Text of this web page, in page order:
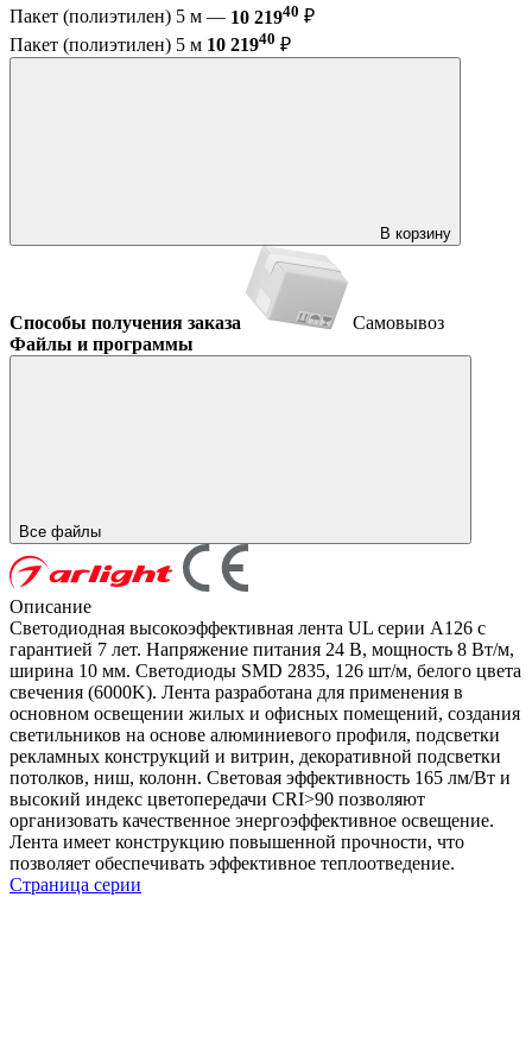
Пакет (полиэтилен) 5 м — 10 21940 ₽
Пакет (полиэтилен) 5 м 10 21940 ₽
В корзину
Способы получения заказа
Самовывоз
Файлы и программы
Все файлы
Описание
Светодиодная высокоэффективная лента UL серии A126 с
гарантией 7 лет. Напряжение питания 24 В, мощность 8 Вт/м,
ширина 10 мм. Светодиоды SMD 2835, 126 шт/м, белого цвета
свечения (6000K). Лента разработана для применения в
основном освещении жилых и офисных помещений, создания
светильников на основе алюминиевого профиля, подсветки
рекламных конструкций и витрин, декоративной подсветки
потолков, ниш, колонн. Световая эффективность 165 лм/Вт и
высокий индекс цветопередачи CRI>90 позволяют
организовать качественное энергоэффективное освещение.
Лента имеет конструкцию повышенной прочности, что
позволяет обеспечивать эффективное теплоотведение.
Страница серии